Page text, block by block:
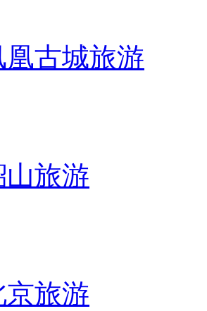
古城旅游
旅游
旅游